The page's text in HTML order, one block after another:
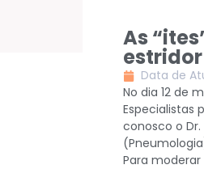
As
estridor
Data de
No dia 12 de
Especialistas
conosco o
Para